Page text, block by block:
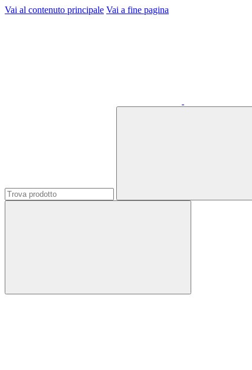
Vai al contenuto principale Vai a fine pagina